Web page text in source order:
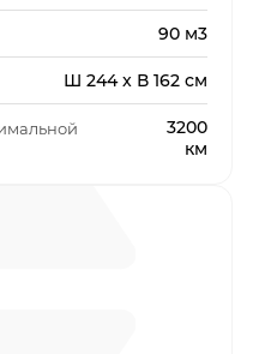
90 м3
Ш 244 x В 162 см
3200
км